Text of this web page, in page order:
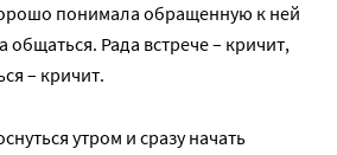
понимала обращенную к ней
общаться. Рада встрече – кричит,
– кричит.
утром и сразу начать